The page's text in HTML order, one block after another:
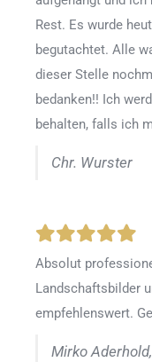
Rest. Es wurde
begutachtet. Alle
dieser Stelle
bedanken!! Ich
behalten, falls ich
Chr. Wurster
Absolut
Landschaftsbilder
empfehlenswert.
Mirko